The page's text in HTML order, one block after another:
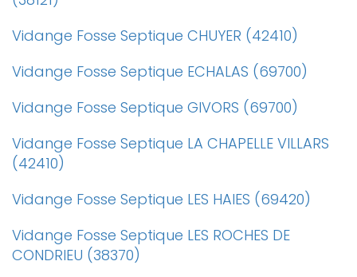
Vidange Fosse Septique CHUYER (42410)
Vidange Fosse Septique ECHALAS (69700)
Vidange Fosse Septique GIVORS (69700)
Vidange Fosse Septique LA CHAPELLE VILLARS
(42410)
Vidange Fosse Septique LES HAIES (69420)
Vidange Fosse Septique LES ROCHES DE
CONDRIEU (38370)